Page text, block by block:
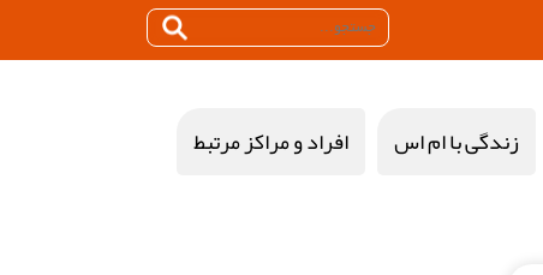
زندگی با ام اس افراد و مراکز مرتبط